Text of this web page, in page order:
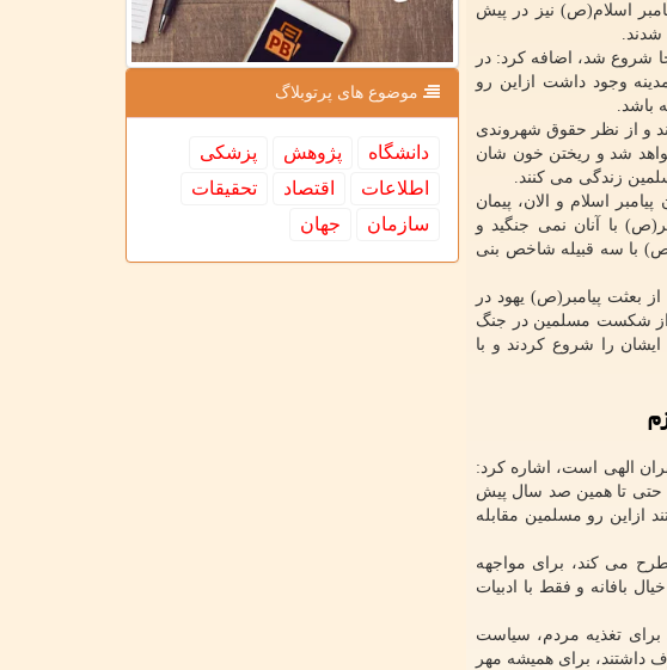
اسلام(ص) نیز در پیش
شدند.
شروع شد، اضافه کرد: در
وجود داشت ازاین رو
باشد.
و از نظر حقوق شهروندی
شد و ریختن خون شان
زندگی می کنند.
اسلام و الان، پیمان
با آنان نمی جنگید و
با سه قبیله شاخص بنی
بعثت پیامبر(ص) یهود در
از شکست مسلمین در جنگ
را شروع کردند و با
الهی است، اشاره کرد:
حتی تا همین صد سال پیش
ازاین رو مسلمین مقابله
می کند، برای مواجهه
بافانه و فقط با ادبیات
برای تغذیه مردم، سیاست
داشتند، برای همیشه مهر
موضوع های پرتوبلاگ
دانشگاه پژوهش
پزشكی
اطلاعات
اقتصاد
تحقیقات
سازمان
جهان